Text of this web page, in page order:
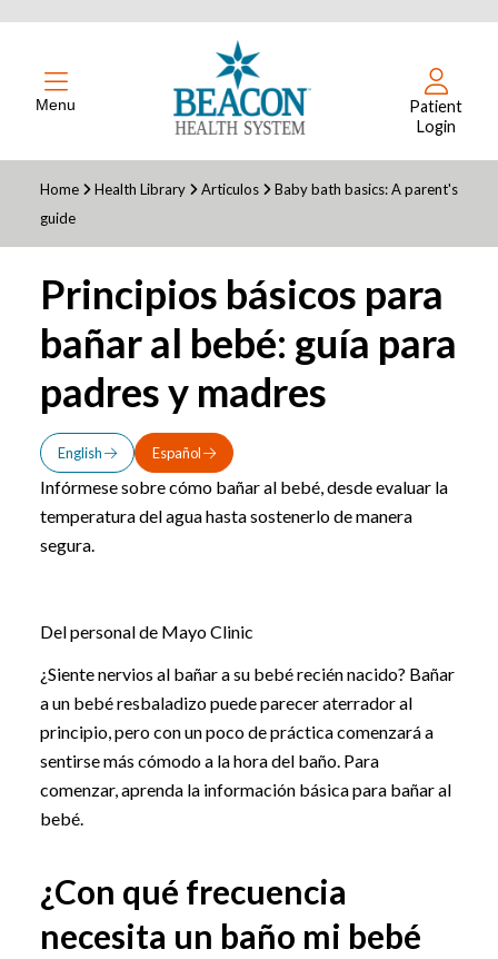
Menu
Patient
Login
Home Health Library Articulos
Baby bath basics: A parent's
guide
Principios básicos para
bañar al bebé: guía para
padres y madres
English Español
Infórmese sobre cómo bañar al bebé, desde evaluar la
temperatura del agua hasta sostenerlo de manera
segura.
Del personal de Mayo Clinic
¿Siente nervios al bañar a su bebé recién nacido? Bañar
a un bebé resbaladizo puede parecer aterrador al
principio, pero con un poco de práctica comenzará a
sentirse más cómodo a la hora del baño. Para
comenzar, aprenda la información básica para bañar al
bebé.
¿Con qué frecuencia
necesita un baño mi bebé